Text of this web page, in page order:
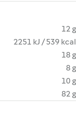
12 g
2251 kJ / 539 kcal
18 g
8 g
10 g
82 g